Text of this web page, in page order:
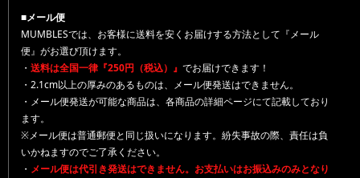
■メール便
MUMBLESでは、お客様に送料を安くお届けする方法として『メール
便』がお選び頂けます。
・ 送料は全国一律『250円（税込）』 でお届けできます！
・2.1cm以上の厚みのあるものは、メール便発送はできません。
・メール便発送が可能な商品は、各商品の詳細ページにて記載しており
ます。
※メール便は普通郵便と同じ扱いになります。紛失事故の際、責任は負
いかねますのでご了承ください。
・ メール便は代引き発送はできません。お支払いはお振込みのみとなり